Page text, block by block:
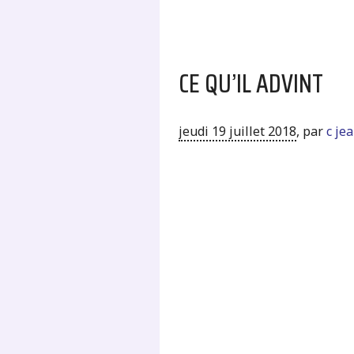
CE QU’IL ADVINT
jeudi 19 juillet 2018, parc